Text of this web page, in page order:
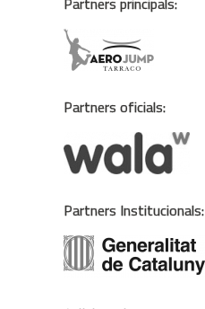
Partners oficials:
Partners Institucionals: